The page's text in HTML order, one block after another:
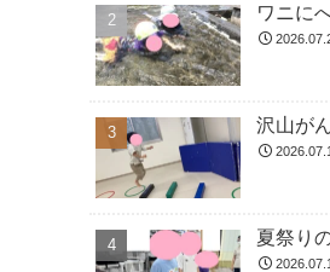
ワニに
沢山が
夏祭り